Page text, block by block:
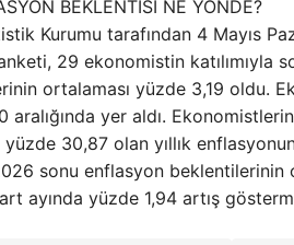
BEKLENTİSİ NE YÖNDE?
Kurumu tarafından 4 Mayıs
29 ekonomistin katılımıyla
ortalaması yüzde 3,19 oldu.
yer aldı.
30,87 olan yıllık
sonu enflasyon beklentilerinin
ayında yüzde 1,94 artış